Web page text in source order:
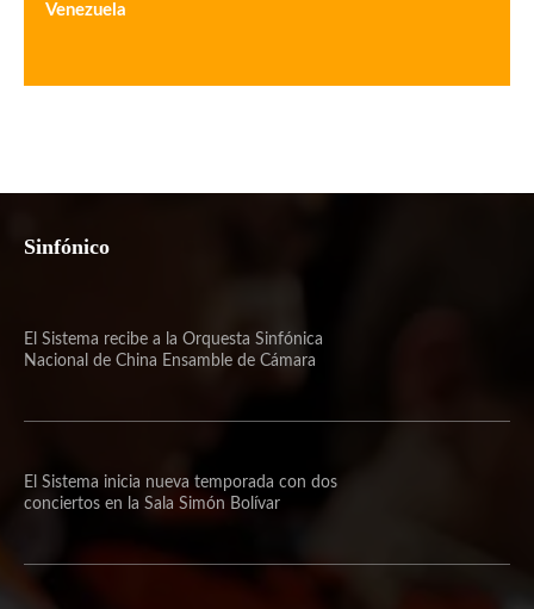
Venezuela
Sinfónico
El Sistema recibe a la Orquesta Sinfónica
Nacional de China Ensamble de Cámara
El Sistema inicia nueva temporada con dos
conciertos en la Sala Simón Bolívar